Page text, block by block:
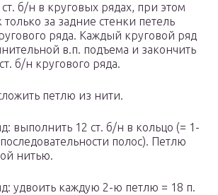
б/н в круговых рядах, при этом
за задние стенки петель
ряда. Каждый круговой ряд
в.п. подъема и закончить
б/н кругового ряда.
петлю из нити.
выполнить 12 ст. б/н в кольцо (= 1-
полос). Петлю
нитью.
удвоить каждую 2-ю петлю = 18 п.